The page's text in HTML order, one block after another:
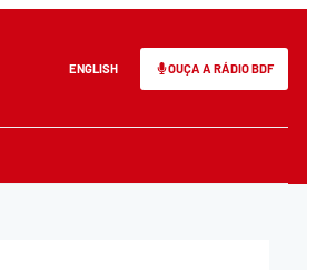
ENGLISH OUÇA A RÁDIO BDF